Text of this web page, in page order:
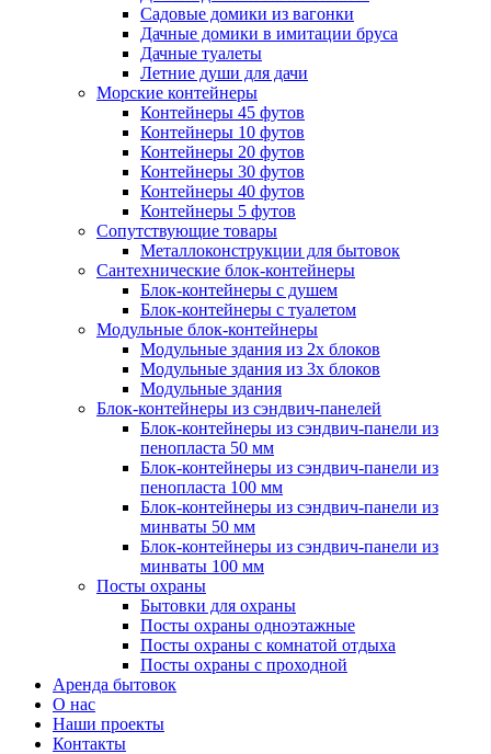
Садовые домики из вагонки
Дачные домики в имитации бруса
Дачные туалеты
Летние души для дачи
Морские контейнеры
Контейнеры 45 футов
Контейнеры 10 футов
Контейнеры 20 футов
Контейнеры 30 футов
Контейнеры 40 футов
Контейнеры 5 футов
Сопутствующие товары
Металлоконструкции для бытовок
Сантехнические блок-контейнеры
Блок-контейнеры с душем
Блок-контейнеры с туалетом
Модульные блок-контейнеры
Модульные здания из 2х блоков
Модульные здания из 3х блоков
Модульные здания
Блок-контейнеры из сэндвич-панелей
Блок-контейнеры из сэндвич-панели из
пенопласта 50 мм
Блок-контейнеры из сэндвич-панели из
пенопласта 100 мм
Блок-контейнеры из сэндвич-панели из
минваты 50 мм
Блок-контейнеры из сэндвич-панели из
минваты 100 мм
Посты охраны
Бытовки для охраны
Посты охраны одноэтажные
Посты охраны с комнатой отдыха
Посты охраны с проходной
Аренда бытовок
О нас
Наши проекты
Контакты